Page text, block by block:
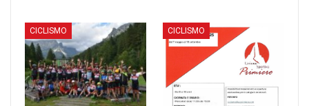
CICLISMO CICLISMO